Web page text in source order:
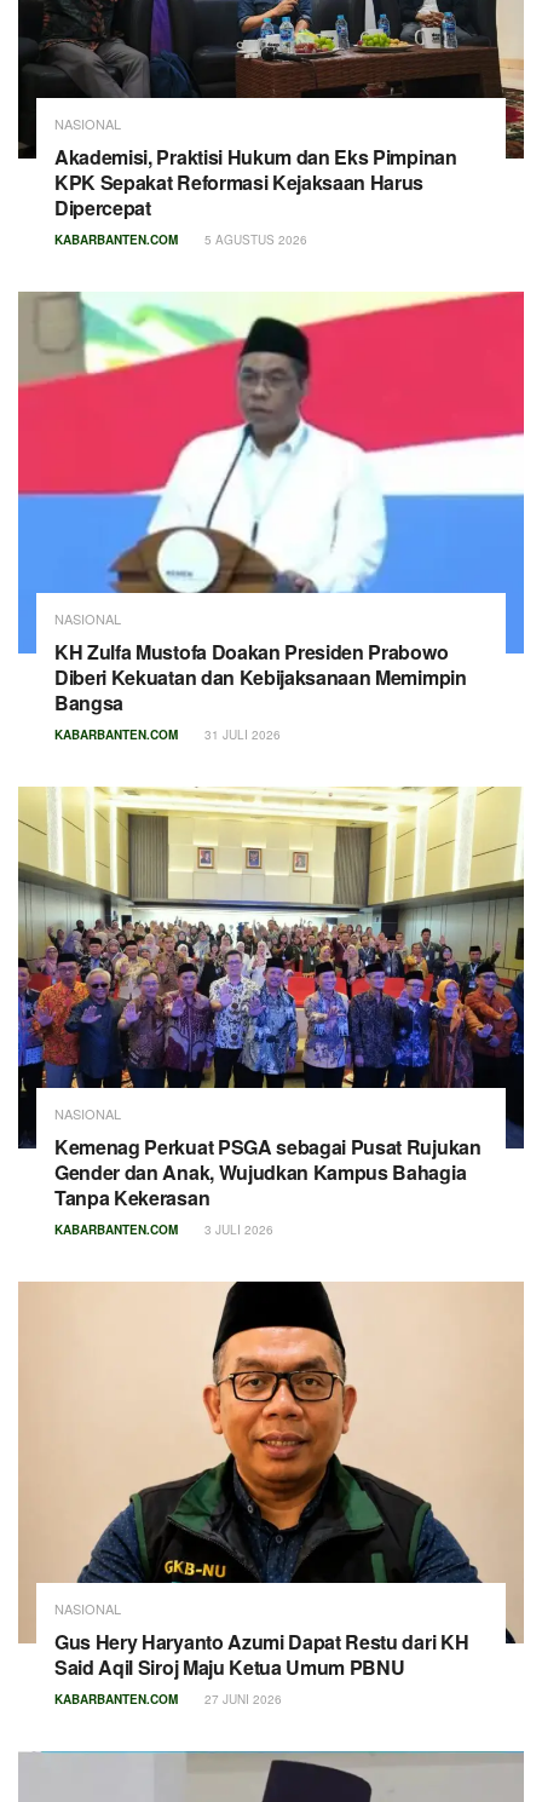
NASIONAL
Akademisi, Praktisi Hukum dan Eks Pimpinan
KPK Sepakat Reformasi Kejaksaan Harus
Dipercepat
KABARBANTEN.COM 5 AGUSTUS 2026
NASIONAL
KH Zulfa Mustofa Doakan Presiden Prabowo
Diberi Kekuatan dan Kebijaksanaan Memimpin
Bangsa
KABARBANTEN.COM 31 JULI 2026
NASIONAL
Kemenag Perkuat PSGA sebagai Pusat Rujukan
Gender dan Anak, Wujudkan Kampus Bahagia
Tanpa Kekerasan
KABARBANTEN.COM 3 JULI 2026
NASIONAL
Gus Hery Haryanto Azumi Dapat Restu dari KH
Said Aqil Siroj Maju Ketua Umum PBNU
KABARBANTEN.COM 27 JUNI 2026